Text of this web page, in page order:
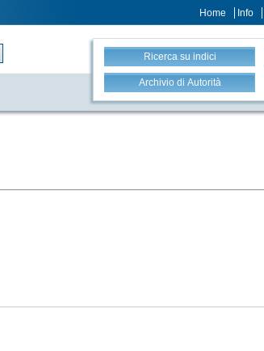
Home Info
Ricerca su indici
Archivio di Autorità